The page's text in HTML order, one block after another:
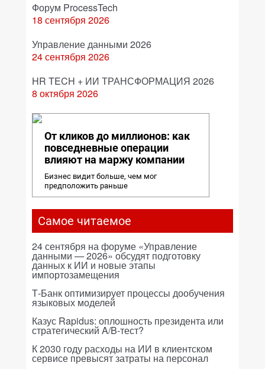
Форум ProcessTech
18 сентября 2026
Управление данными 2026
24 сентября 2026
HR TECH + ИИ ТРАНСФОРМАЦИЯ 2026
8 октября 2026
От кликов до миллионов: как
повседневные операции
влияют на маржу компании
Бизнес видит больше, чем мог
предположить раньше
Самое читаемое
24 сентября на форуме «Управление
данными — 2026» обсудят подготовку
данных к ИИ и новые этапы
импортозамещения
Т-Банк оптимизирует процессы дообучения
языковых моделей
Казус Rapidus: оплошность президента или
стратегический A/B-тест?
К 2030 году расходы на ИИ в клиентском
сервисе превысят затраты на персонал